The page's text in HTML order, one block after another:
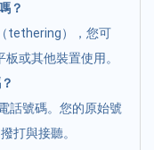
？
tethering），您可
或其他裝置使用。
話號碼。您的原始號
打與接聽。